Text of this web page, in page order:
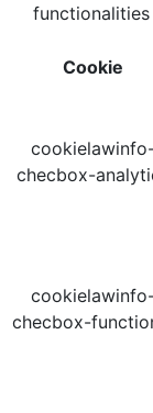
Cookie
checbox-
checbox-